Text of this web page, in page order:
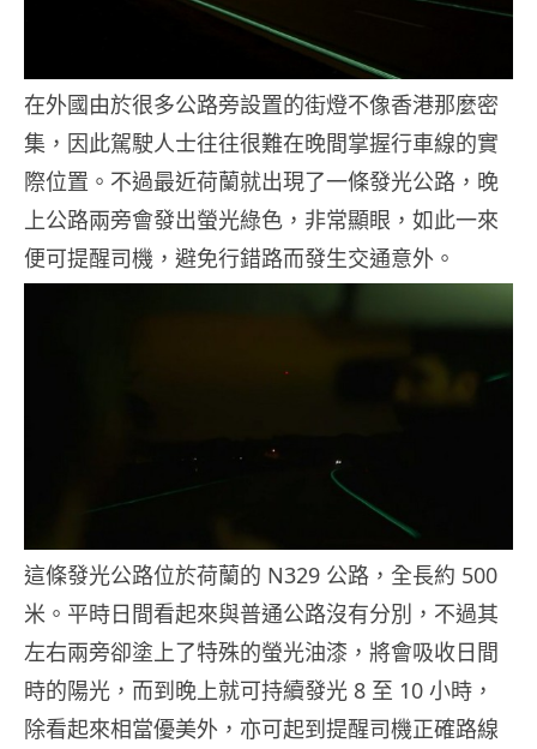
在外國由於很多公路旁設置的街燈不像香港那麼密
集，因此駕駛人士往往很難在晚間掌握行車線的實
際位置。不過最近荷蘭就出現了一條發光公路，晚
上公路兩旁會發出螢光綠色，非常顯眼，如此一來
便可提醒司機，避免行錯路而發生交通意外。
這條發光公路位於荷蘭的 N329 公路，全長約 500
米。平時日間看起來與普通公路沒有分別，不過其
左右兩旁卻塗上了特殊的螢光油漆，將會吸收日間
時的陽光，而到晚上就可持續發光 8 至 10 小時，
除看起來相當優美外，亦可起到提醒司機正確路線